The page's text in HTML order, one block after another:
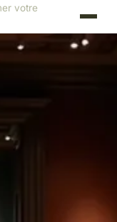
votre